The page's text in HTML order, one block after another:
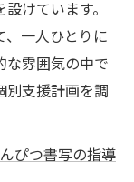
けています。
一人ひとりに
な雰囲気の中で
別支援計画を調
ぴつ書写の指導